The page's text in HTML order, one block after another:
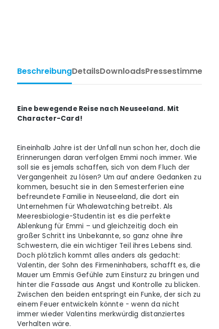
BeschreibungDetailsDownloadsPressestimmen
Eine bewegende Reise nach Neuseeland. Mit
Character-Card!
Eineinhalb Jahre ist der Unfall nun schon her, doch die
Erinnerungen daran verfolgen Emmi noch immer. Wie
soll sie es jemals schaffen, sich von dem Fluch der
Vergangenheit zu lösen? Um auf andere Gedanken zu
kommen, besucht sie in den Semesterferien eine
befreundete Familie in Neuseeland, die dort ein
Unternehmen für Whalewatching betreibt. Als
Meeresbiologie-Studentin ist es die perfekte
Ablenkung für Emmi – und gleichzeitig doch ein
großer Schritt ins Unbekannte, so ganz ohne ihre
Schwestern, die ein wichtiger Teil ihres Lebens sind.
Doch plötzlich kommt alles anders als gedacht:
Valentin, der Sohn des Firmeninhabers, schafft es, die
Mauer um Emmis Gefühle zum Einsturz zu bringen und
hinter die Fassade aus Angst und Kontrolle zu blicken.
Zwischen den beiden entspringt ein Funke, der sich zu
einem Feuer entwickeln könnte - wenn da nicht
immer wieder Valentins merkwürdig distanziertes
Verhalten wäre.